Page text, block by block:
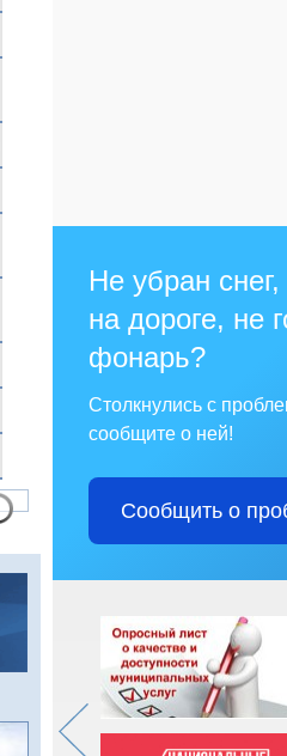
Не убран
на дороге, не
фонарь?
Столкнулись с
сообщите о ней!
Сообщить о